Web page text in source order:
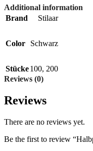
Additional information
Brand
Stilaar
Color Schwarz
Stücke100, 200
Reviews (0)
Reviews
There are no reviews yet.
Be the first to review